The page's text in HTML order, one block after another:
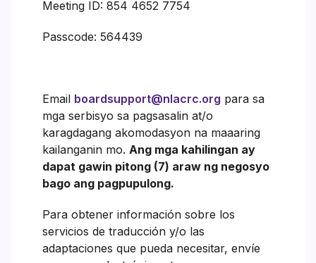
Meeting ID: 854 4652 7754
Passcode: 564439
Email boardsupport@nlacrc.org para sa
mga serbisyo sa pagsasalin at/o
karagdagang akomodasyon na maaaring
kailanganin mo. Ang mga kahilingan ay
dapat gawin pitong (7) araw ng negosyo
bago ang pagpupulong.
Para obtener información sobre los
servicios de traducción y/o las
adaptaciones que pueda necesitar, envíe